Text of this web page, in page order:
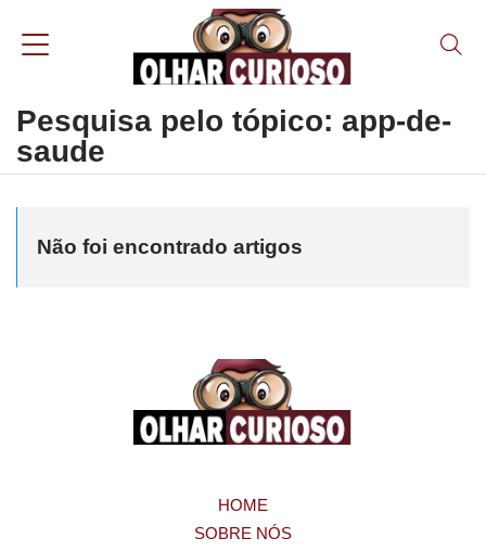
Pesquisa pelo tópico: app-de-
saude
Não foi encontrado artigos
HOME
SOBRE NÓS